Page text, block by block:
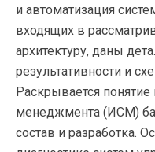
и автоматизация
входящих в
архитектуру, даны
результативности и
Раскрывается
менеджмента (ИСМ)
состав и разработка.